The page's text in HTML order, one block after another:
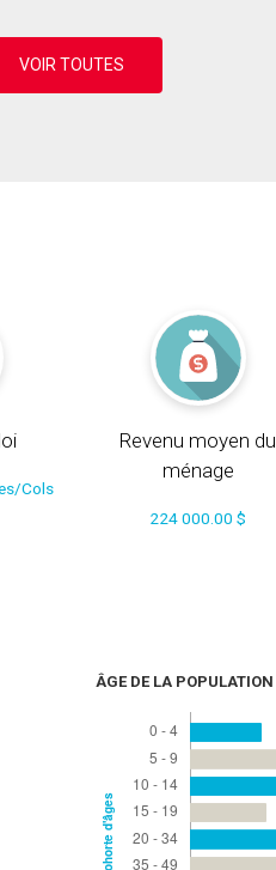
Cols
Revenu moyen du
ménage
224 000.00 $
ÂGE DE LA POPULATION